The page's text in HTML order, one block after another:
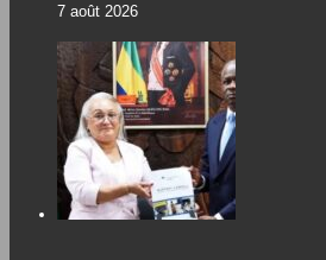
7 août 2026